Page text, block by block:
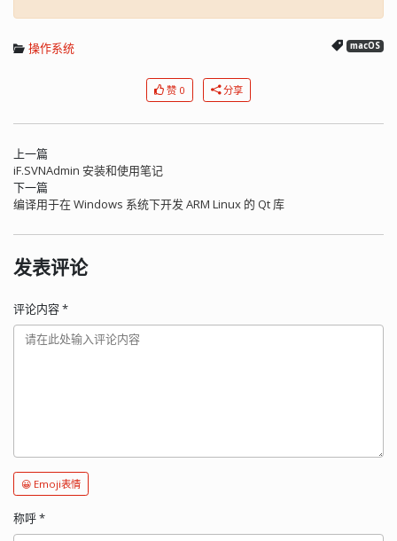
操作系统 macOS
赞 0 分享
上一篇
iF.SVNAdmin 安装和使用笔记
下一篇
编译用于在 Windows 系统下开发 ARM Linux 的 Qt 库
发表评论
评论内容*
😀 Emoji表情
称呼*